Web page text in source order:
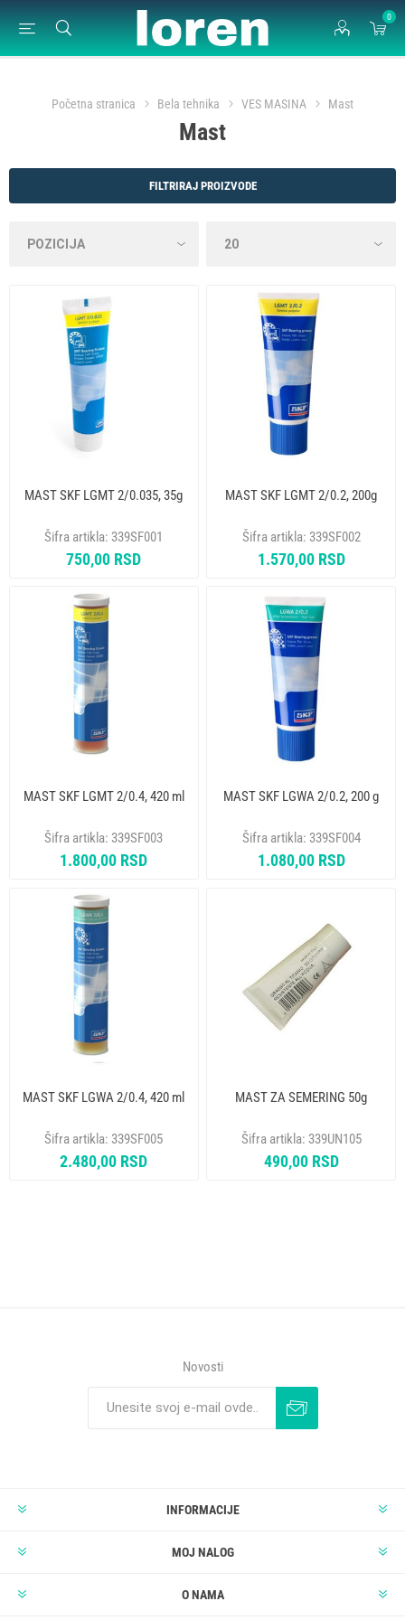
0
Početna stranica Bela tehnika VES MASINA Mast
Mast
FILTRIRAJ PROIZVODE
MAST SKF LGMT 2/0.035, 35g
Šifra artikla: 339SF001
750,00 RSD
MAST SKF LGMT 2/0.2, 200g
Šifra artikla: 339SF002
1.570,00 RSD
MAST SKF LGMT 2/0.4, 420 ml
Šifra artikla: 339SF003
1.800,00 RSD
MAST SKF LGWA 2/0.2, 200 g
Šifra artikla: 339SF004
1.080,00 RSD
MAST SKF LGWA 2/0.4, 420 ml
Šifra artikla: 339SF005
2.480,00 RSD
MAST ZA SEMERING 50g
Šifra artikla: 339UN105
490,00 RSD
Novosti
INFORMACIJE
MOJ NALOG
O NAMA